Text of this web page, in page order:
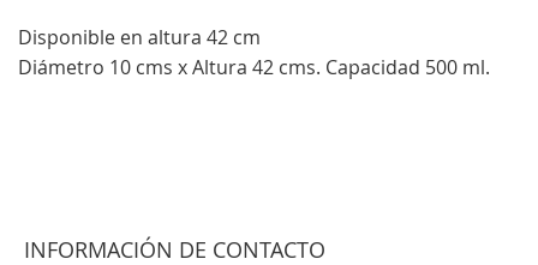
Disponible en altura 42 cm
Diámetro 10 cms x Altura 42 cms. Capacidad 500 ml.
INFORMACIÓN DE CONTACTO